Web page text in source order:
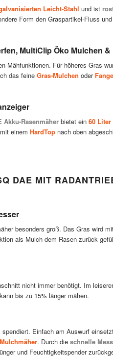
Leicht-Stahl und ist
Form den Graspartikel-Fluss
MultiClip Öko Mulchen &
Mähfunktionen. Für höheres Gras
das feine Gras-Mulchen oder
Akku-Rasenmäher bietet ein 60
einem HardTop nach oben
DAE MIT
besonders groß. Das Gras wird
als Mulch dem Rasen zurück
nicht immer benötigt. Im
bis zu 15% länger mähen.
spendiert. Einfach am Auswurf
Mulchmäher. Durch die schnelle
und Feuchtigkeitspender